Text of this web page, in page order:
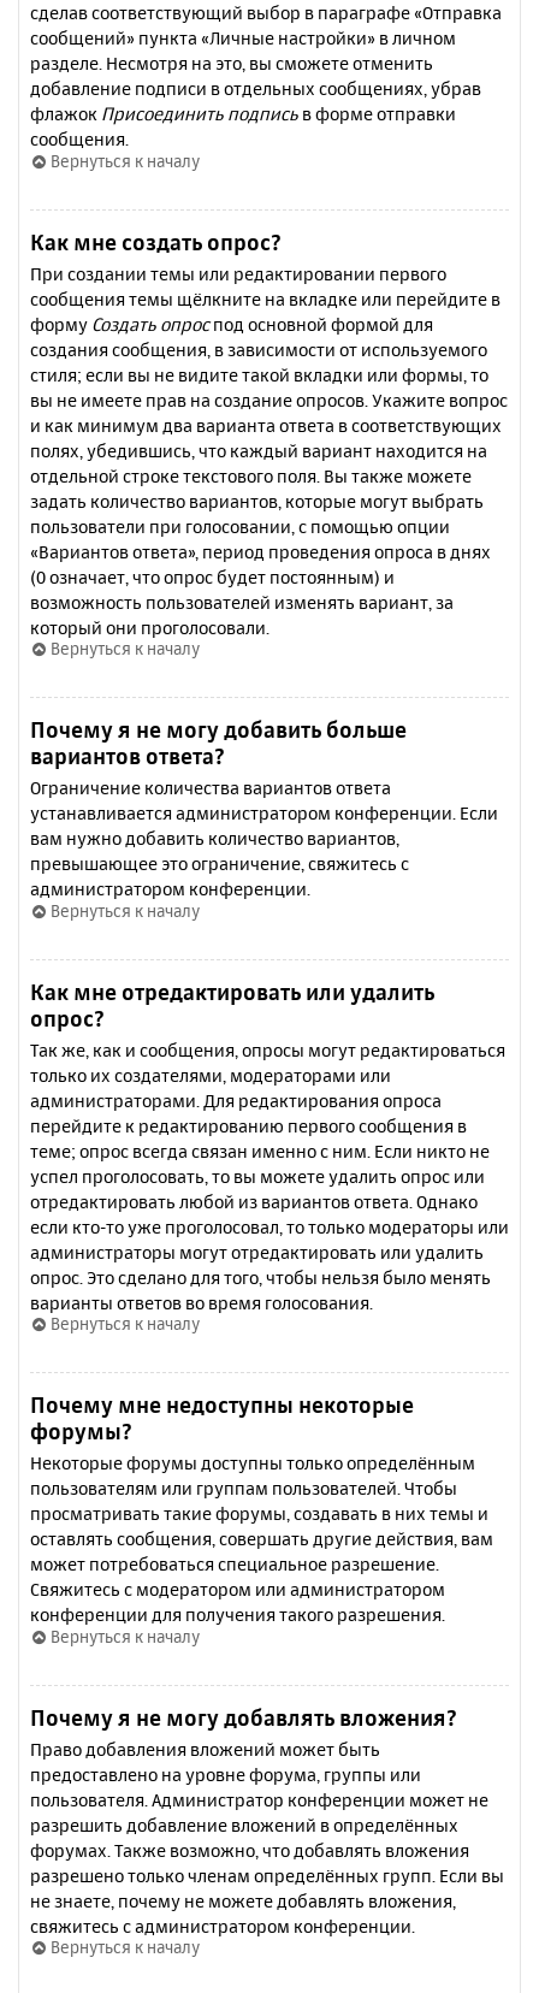
сделав соответствующий выбор в параграфе «Отправка
сообщений» пункта «Личные настройки» в личном
разделе. Несмотря на это, вы сможете отменить
добавление подписи в отдельных сообщениях, убрав
флажок Присоединить подпись в форме отправки
сообщения.
Вернуться к началу
Как мне создать опрос?
При создании темы или редактировании первого
сообщения темы щёлкните на вкладке или перейдите в
форму Создать опроспод основной формой для
создания сообщения, в зависимости от используемого
стиля; если вы не видите такой вкладки или формы, то
вы не имеете прав на создание опросов. Укажите вопрос
и как минимум два варианта ответа в соответствующих
полях, убедившись, что каждый вариант находится на
отдельной строке текстового поля. Вы также можете
задать количество вариантов, которые могут выбрать
пользователи при голосовании, с помощью опции
«Вариантов ответа», период проведения опроса в днях
(0 означает, что опрос будет постоянным) и
возможность пользователей изменять вариант, за
который они проголосовали.
Вернуться к началу
Почему я не могу добавить больше
вариантов ответа?
Ограничение количества вариантов ответа
устанавливается администратором конференции. Если
вам нужно добавить количество вариантов,
превышающее это ограничение, свяжитесь с
администратором конференции.
Вернуться к началу
Как мне отредактировать или удалить
опрос?
Так же, как и сообщения, опросы могут редактироваться
только их создателями, модераторами или
администраторами. Для редактирования опроса
перейдите к редактированию первого сообщения в
теме; опрос всегда связан именно с ним. Если никто не
успел проголосовать, то вы можете удалить опрос или
отредактировать любой из вариантов ответа. Однако
если кто-то уже проголосовал, то только модераторы или
администраторы могут отредактировать или удалить
опрос. Это сделано для того, чтобы нельзя было менять
варианты ответов во время голосования.
Вернуться к началу
Почему мне недоступны некоторые
форумы?
Некоторые форумы доступны только определённым
пользователям или группам пользователей. Чтобы
просматривать такие форумы, создавать в них темы и
оставлять сообщения, совершать другие действия, вам
может потребоваться специальное разрешение.
Свяжитесь с модератором или администратором
конференции для получения такого разрешения.
Вернуться к началу
Почему я не могу добавлять вложения?
Право добавления вложений может быть
предоставлено на уровне форума, группы или
пользователя. Администратор конференции может не
разрешить добавление вложений в определённых
форумах. Также возможно, что добавлять вложения
разрешено только членам определённых групп. Если вы
не знаете, почему не можете добавлять вложения,
свяжитесь с администратором конференции.
Вернуться к началу